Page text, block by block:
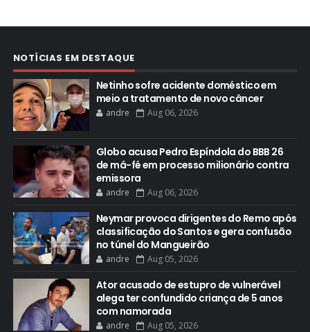
NOTÍCIAS EM DESTAQUE
Netinho sofre acidente doméstico em
meio a tratamento de novo câncer
andre Aug 06, 2026
Globo acusa Pedro Espíndola do BBB 26
de má-fé em processo milionário contra
emissora
andre Aug 06, 2026
Neymar provoca dirigentes do Remo após
classificação do Santos e gera confusão
no túnel do Mangueirão
andre Aug 05, 2026
Ator acusado de estupro de vulnerável
alega ter confundido criança de 5 anos
com namorada
andre Aug 05, 2026